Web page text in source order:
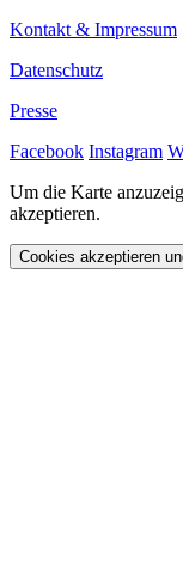
Kontakt & Impressum
Datenschutz
Presse
Facebook Instagram
Um die Karte
akzeptieren.
Cookies akzeptieren